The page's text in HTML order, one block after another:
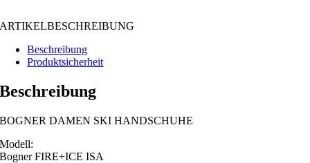
ARTIKELBESCHREIBUNG
Beschreibung
Produktsicherheit
Beschreibung
BOGNER DAMEN SKI HANDSCHUHE
Modell:
Bogner FIRE+ICE ISA